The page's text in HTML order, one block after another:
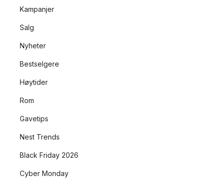
Kampanjer
Salg
Nyheter
Bestselgere
Høytider
Rom
Gavetips
Nest Trends
Black Friday 2026
Cyber Monday